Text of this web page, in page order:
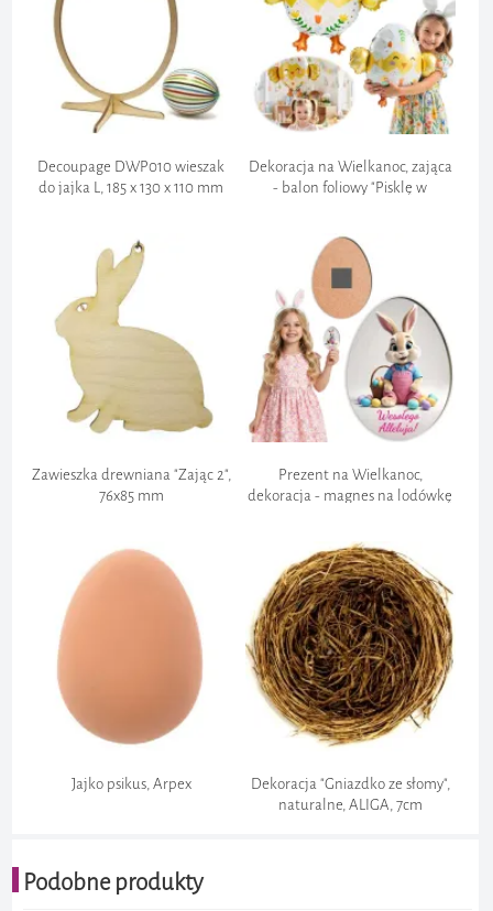
Decoupage DWP010 wieszak
do jajka L, 185 x 130 x 110 mm
Dekoracja na Wielkanoc, zająca
- balon foliowy "Pisklę w
Zawieszka drewniana "Zając 2",
76x85 mm
Prezent na Wielkanoc,
dekoracja - magnes na lodówkę
cm
Jajko psikus, Arpex
Dekoracja "Gniazdko ze słomy",
naturalne, ALIGA, 7cm
Podobne produkty